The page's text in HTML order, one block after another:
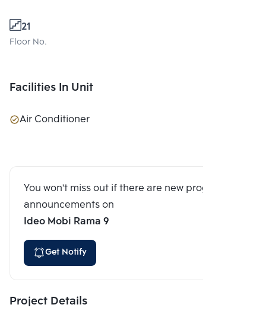
21
Floor No.
Facilities In Unit
Air Conditioner
You won't miss out if there are new program
announcements on
Ideo Mobi Rama 9
Get Notify
Project Details